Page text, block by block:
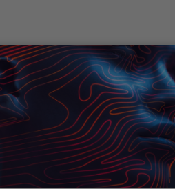
(MSP),
à la
ainsi
d’OpenAI
services
pour les
(PME).